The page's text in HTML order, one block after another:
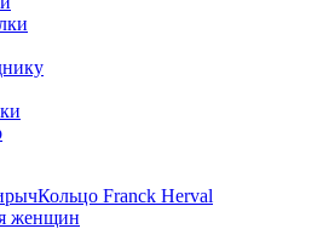
Кольцо Franck Herval
женщин